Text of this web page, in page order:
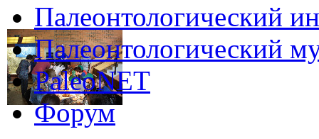
Палеонтологический
Палеонтологический
PaleoNET
Форум